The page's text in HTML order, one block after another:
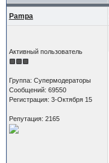
Pampa
Активный пользователь
Группа: Супермодераторы
Сообщений: 69550
Регистрация: 3-Октября 15
Репутация: 2165